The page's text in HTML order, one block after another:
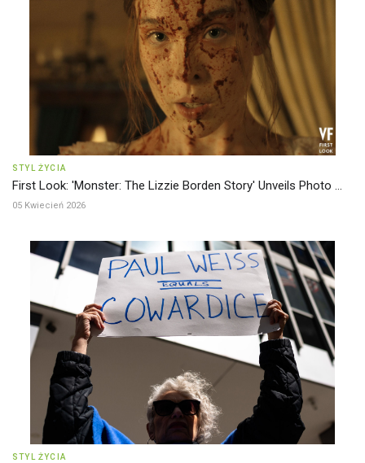
STYL ŻYCIA
First Look: 'Monster: The Lizzie Borden Story' Unveils Photo ...
05 Kwiecień 2026
STYL ŻYCIA